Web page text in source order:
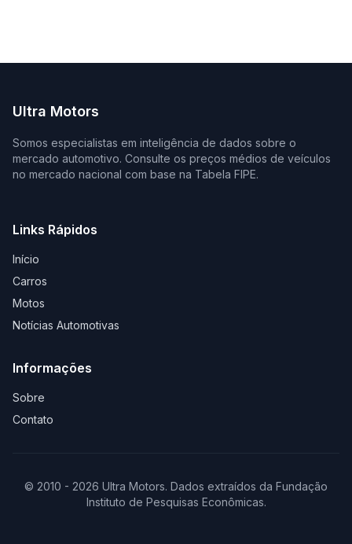
Ultra Motors
Somos especialistas em inteligência de dados sobre o
mercado automotivo. Consulte os preços médios de veículos
no mercado nacional com base na Tabela FIPE.
Links Rápidos
Início
Carros
Motos
Notícias Automotivas
Informações
Sobre
Contato
© 2010 - 2026 Ultra Motors. Dados extraídos da Fundação
Instituto de Pesquisas Econômicas.